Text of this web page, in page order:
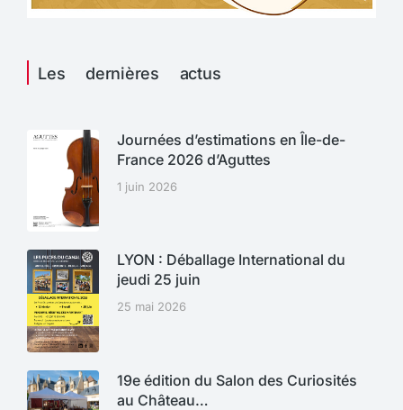
Les dernières actus
Journées d’estimations en Île-de-
France 2026 d’Aguttes
1 juin 2026
LYON : Déballage International du
jeudi 25 juin
25 mai 2026
19e édition du Salon des Curiosités
au Château…